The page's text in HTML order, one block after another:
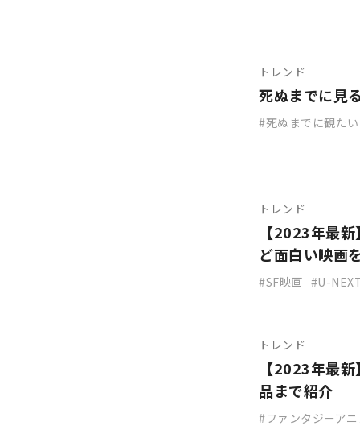
トレンド
死ぬまでに見
死ぬまでに観たい
トレンド
【2023年最
ど面白い映画
SF映画 U-
トレンド
【2023年最
品まで紹介
ファンタジーア